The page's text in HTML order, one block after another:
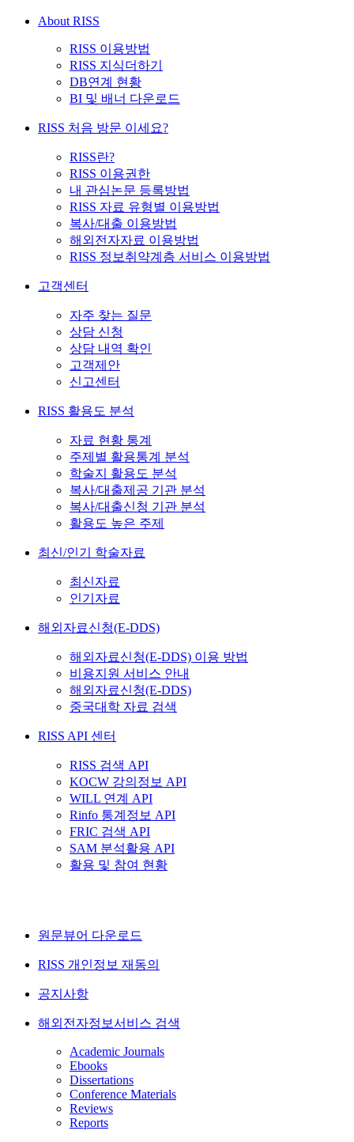
About RISS
RISS 이용방법
RISS 지식더하기
DB연계 현황
BI 및 배너 다운로드
RISS 처음 방문 이세요?
RISS란?
RISS 이용권한
내 관심논문 등록방법
RISS 자료 유형별 이용방법
복사/대출 이용방법
해외전자자료 이용방법
RISS 정보취약계층 서비스 이용방법
고객센터
자주 찾는 질문
상담 신청
상담 내역 확인
고객제안
신고센터
RISS 활용도 분석
자료 현황 통계
주제별 활용통계 분석
학술지 활용도 분석
복사/대출제공 기관 분석
복사/대출신청 기관 분석
활용도 높은 주제
최신/인기 학술자료
최신자료
인기자료
해외자료신청(E-DDS)
해외자료신청(E-DDS) 이용 방법
비용지원 서비스 안내
해외자료신청(E-DDS)
중국대학 자료 검색
RISS API 센터
RISS 검색 API
KOCW 강의정보 API
WILL 연계 API
Rinfo 통계정보 API
FRIC 검색 API
SAM 분석활용 API
활용 및 참여 현황
원문뷰어 다운로드
RISS 개인정보 재동의
공지사항
해외전자정보서비스 검색
Academic Journals
Ebooks
Dissertations
Conference Materials
Reviews
Reports